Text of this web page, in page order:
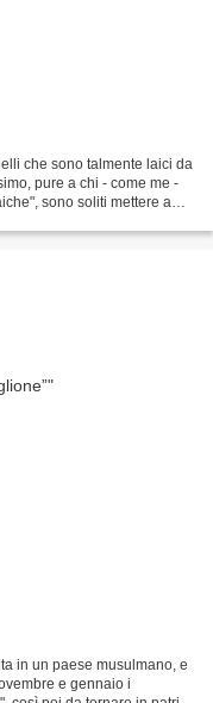
che sono talmente laici da
pure a chi - come me -
sono soliti mettere a
in un paese musulmano, e
e gennaio i